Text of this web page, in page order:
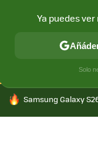
CONECTIVIDAD
HOY SE HABLA DE
Samsung Galaxy
Ya puedes
Solo